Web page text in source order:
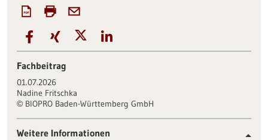
Fachbeitrag
01.07.2026
Nadine Fritschka
©BIOPRO Baden-Württemberg GmbH
Weitere Informationen